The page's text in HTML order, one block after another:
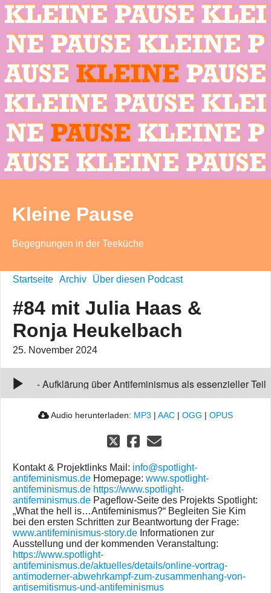
Kleine Pause
Begegnungen in der Teeküche
Startseite Archiv Über diesen Podcast
#84 mit Julia Haas &
Ronja Heukelbach
25. November 2024
#84 mit Julia Haas & Ronja Heukelbach
-Aufklärung über Antifeminismus als essenzieller Teil
politischer Bildung (in Schule)
Audio herunterladen: MP3 | AAC | OGG | OPUS
Kontakt & Projektlinks Mail: info@spotlight-
antifeminismus.de Homepage: www.spotlight-
antifeminismus.de https://www.spotlight-
antifeminismus.de Pageﬂow-Seite des Projekts Spotlight:
„What the hell is…Antifeminismus?“ Begleiten Sie Kim
bei den ersten Schritten zur Beantwortung der Frage:
www.antifeminismus-story.de Informationen zur
Ausstellung und der kommenden Veranstaltung:
https://www.spotlight-
antifeminismus.de/aktuelles/details/online-vortrag-
antimoderner-abwehrkampf-zum-zusammenhang-von-
antisemitismus-und-antifeminismus